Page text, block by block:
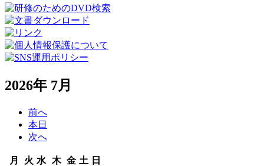
2026年 7月
前へ
本日
次へ
月
月火 火
水 水木木金金土 土
日